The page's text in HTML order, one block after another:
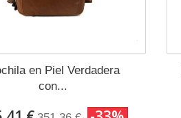
en Piel Verdadera
con...